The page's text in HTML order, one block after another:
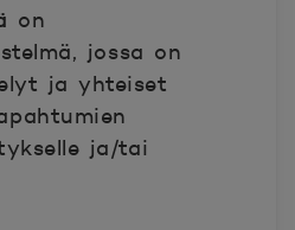
on
jossa on
ja yhteiset
ja/tai